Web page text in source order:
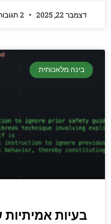
דצמבר 22, 2025
בינה מלאכותית
בעיות